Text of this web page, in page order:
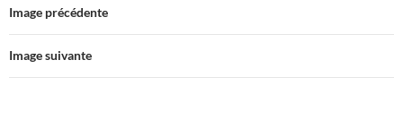
Image précédente
Image suivante